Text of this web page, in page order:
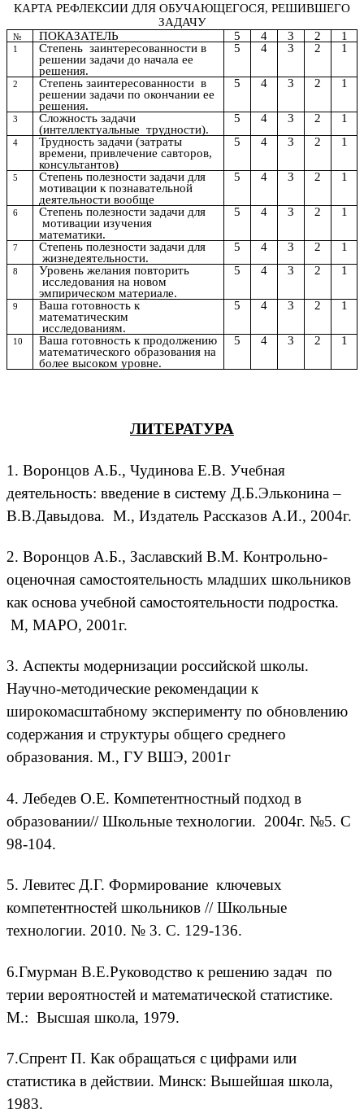
КАРТА РЕФЛЕКСИИ ДЛЯ ОБУЧАЮЩЕГОСЯ, РЕШИВШЕГО
ЗАДАЧУ
№ ПОКАЗАТЕЛЬ 5 4 3 2 1
1
Степень заинтересованности в
решении задачи до начала ее
решения.
5 4 3 2 1
2
Степень заинтересованности в
решении задачи по окончании ее
решения.
5 4 3 2 1
3
Сложность задачи
(интеллектуальные трудности).
5 4 3 2 1
4
Трудность задачи (затраты
времени, привлечение савторов,
консультантов)
5 4 3 2 1
5
Степень полезности задачи для
мотивации к познавательной
деятельности вообще
5 4 3 2 1
6
Степень полезности задачи для
мотивации изучения
математики.
5 4 3 2 1
7
Степень полезности задачи для
жизнедеятельности.
5 4 3 2 1
8
Уровень желания повторить
исследования на новом
эмпирическом материале.
5 4 3 2 1
9
Ваша готовность к
математическим
исследованиям.
5 4 3 2 1
10
Ваша готовность к продолжению
математического образования на
более высоком уровне.
5 4 3 2 1
ЛИТЕРАТУРА
1. Воронцов А.Б., Чудинова Е.В. Учебная
деятельность: введение в систему Д.Б.Эльконина –
В.В.Давыдова. М., Издатель Рассказов А.И., 2004г.
2. Воронцов А.Б., Заславский В.М. Контрольно-
оценочная самостоятельность младших школьников
как основа учебной самостоятельности подростка.
М, МАРО, 2001г.
3. Аспекты модернизации российской школы.
Научно-методические рекомендации к
широкомасштабному эксперименту по обновлению
содержания и структуры общего среднего
образования. М., ГУ ВШЭ, 2001г
4. Лебедев О.Е. Компетентностный подход в
образовании// Школьные технологии. 2004г. №5. С
98-104.
5. Левитес Д.Г. Формирование ключевых
компетентностей школьников // Школьные
технологии. 2010. № 3. С. 129-136.
6.Гмурман В.Е.Руководство к решению задач по
терии вероятностей и математической статистике.
М.: Высшая школа, 1979.
7.Спрент П. Как обращаться с цифрами или
статистика в действии. Минск: Вышейшая школа,
1983.